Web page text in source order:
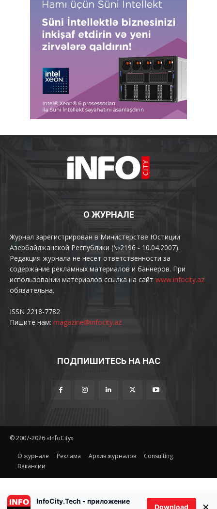
О ЖУРНАЛЕ
Журнал зарегистрирован в Министерстве Юстиции
Азербайджанской Республики (№2196 - 10.04.2007).
Редакция журнала не несет ответственности за
содержание рекламных материалов и баннеров. При
использовании материалов ссылка на сайт www.infocity.az
обязательна.
ISSN 2218-7782
Пишите нам: magazine@infocity.az
ПОДПИШИТЕСЬ НА НАС
© 2007-2026 «InfoCity»
O журнале Реклама Архив журналов
Consulting
Вакансии
InfoCity.Tech - приложение
Download